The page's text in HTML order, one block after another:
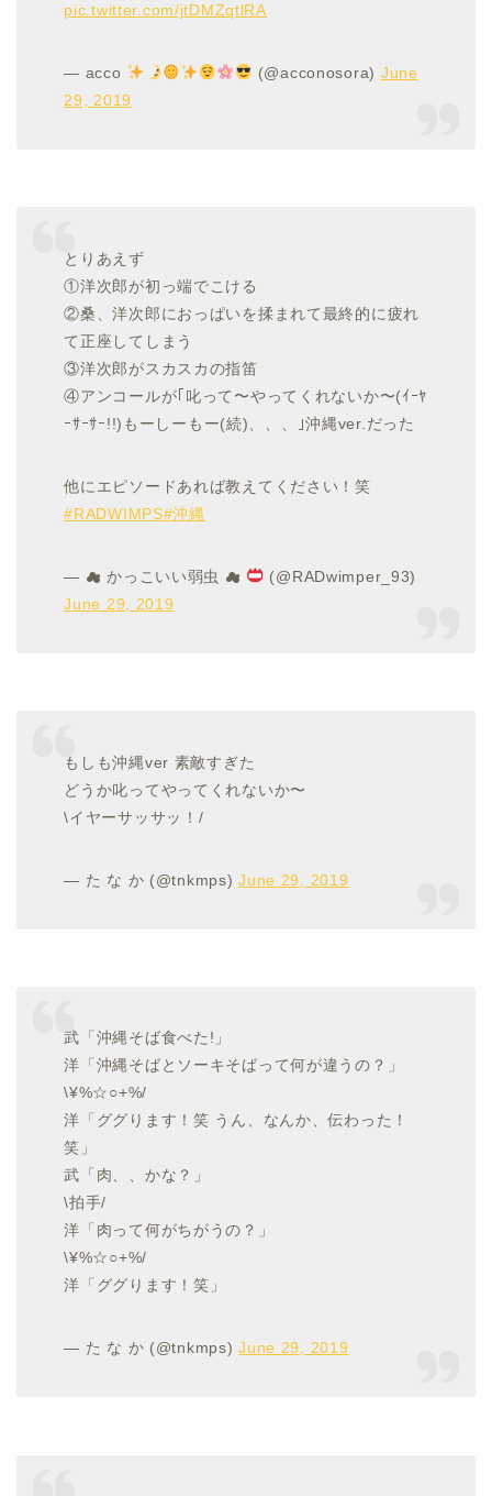
pic.twitter.com/jtDMZqtlRA
— acco (@acconosora) June
29, 2019
とりあえず
①洋次郎が初っ端でこける
②桑、洋次郎におっぱいを揉まれて最終的に疲れ
て正座してしまう
③洋次郎がスカスカの指笛
④アンコールが｢叱って〜やってくれないか〜(ｲｰﾔ
ｰｻｰｻｰ!!)もーしーもー(続)、、、｣沖縄ver.だった
他にエピソードあれば教えてください！笑
#RADWIMPS#沖縄
— ☁︎︎ かっこいい弱虫 ☁︎︎
(@RADwimper_93)
June 29, 2019
もしも沖縄ver 素敵すぎた
どうか叱ってやってくれないか〜
\イヤーサッサッ！/
— た な か (@tnkmps)June 29, 2019
武「沖縄そば食べた!」
洋「沖縄そばとソーキそばって何が違うの？」
\¥%☆○+%/
洋「ググります！笑 うん、なんか、伝わった！
笑」
武「肉、、かな？」
\拍手/
洋「肉って何がちがうの？」
\¥%☆○+%/
洋「ググります！笑」
— た な か (@tnkmps)June 29, 2019